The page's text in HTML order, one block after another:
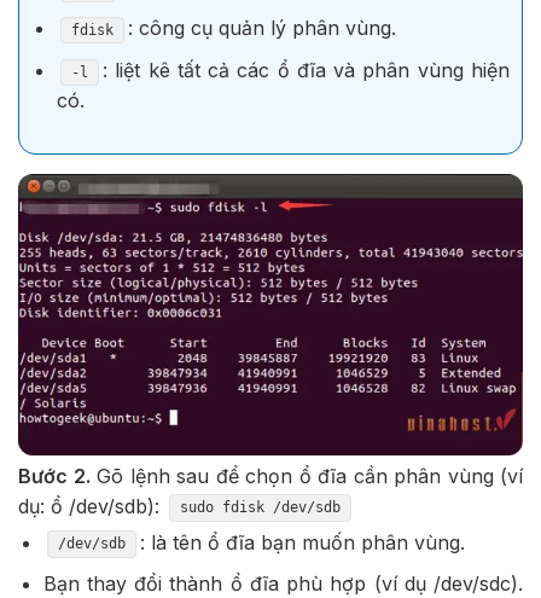
fdisk : công cụ quản lý phân vùng.
-l
: liệt kê tất cả các ổ đĩa và phân vùng hiện
có.
Bước 2. Gõ lệnh sau để chọn ổ đĩa cần phân vùng (ví
dụ: ổ /dev/sdb):
sudo fdisk /dev/sdb
/dev/sdb
: là tên ổ đĩa bạn muốn phân vùng.
Bạn thay đổi thành ổ đĩa phù hợp (ví dụ /dev/sdc).